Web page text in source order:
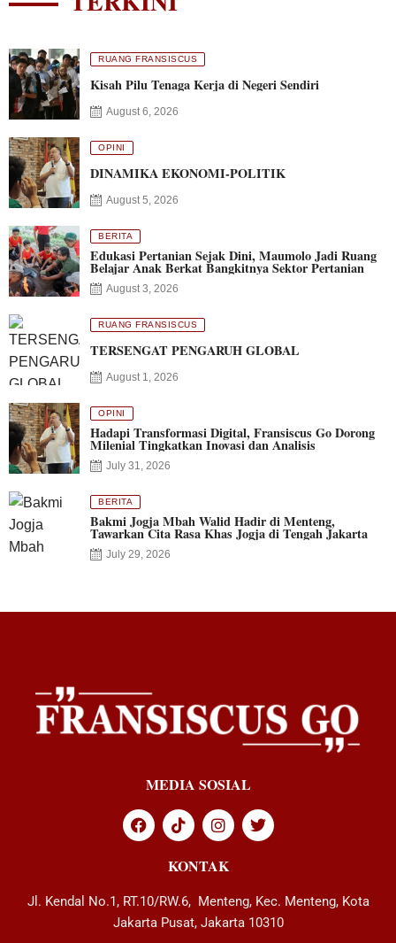
RUANG FRANSISCUS
Kisah Pilu Tenaga Kerja di Negeri Sendiri
August 6, 2026
OPINI
DINAMIKA EKONOMI-POLITIK
August 5, 2026
BERITA
Edukasi Pertanian Sejak Dini, Maumolo Jadi Ruang
Belajar Anak Berkat Bangkitnya Sektor Pertanian
August 3, 2026
RUANG FRANSISCUS
TERSENGAT PENGARUH GLOBAL
August 1, 2026
OPINI
Hadapi Transformasi Digital, Fransiscus Go Dorong
Milenial Tingkatkan Inovasi dan Analisis
July 31, 2026
BERITA
Bakmi Jogja Mbah Walid Hadir di Menteng,
Tawarkan Cita Rasa Khas Jogja di Tengah Jakarta
July 29, 2026
MEDIA SOSIAL
KONTAK
Jl. Kendal No.1, RT.10/RW.6, Menteng, Kec. Menteng, Kota
Jakarta Pusat, Jakarta 10310